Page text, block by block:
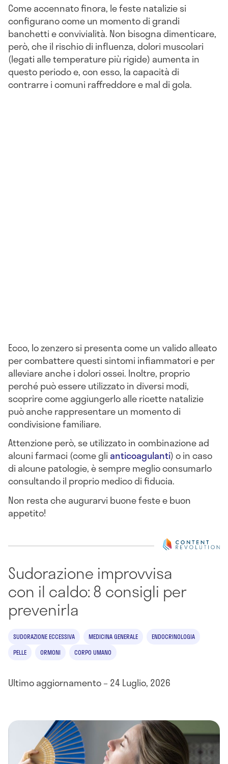
Come accennato finora, le feste natalizie si
configurano come un momento di grandi
banchetti e convivialità. Non bisogna dimenticare,
però, che il rischio di influenza, dolori muscolari
(legati alle temperature più rigide) aumenta in
questo periodo e, con esso, la capacità di
contrarre i comuni raffreddore e mal di gola.
Ecco, lo zenzero si presenta come un valido alleato
per combattere questi sintomi infiammatori e per
alleviare anche i dolori ossei. Inoltre, proprio
perché può essere utilizzato in diversi modi,
scoprire come aggiungerlo alle ricette natalizie
può anche rappresentare un momento di
condivisione familiare.
Attenzione però, se utilizzato in combinazione ad
alcuni farmaci (come gli anticoagulanti) o in caso
di alcune patologie, è sempre meglio consumarlo
consultando il proprio medico di fiducia.
Non resta che augurarvi buone feste e buon
appetito!
Sudorazione improvvisa
con il caldo: 8 consigli per
prevenirla
SUDORAZIONE ECCESSIVA MEDICINA GENERALE
ENDOCRINOLOGIA
PELLE
ORMONI CORPO UMANO
Ultimo aggiornamento – 24 Luglio, 2026